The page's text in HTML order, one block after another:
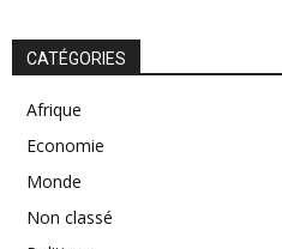
CATÉGORIES
Afrique
Economie
Monde
Non classé